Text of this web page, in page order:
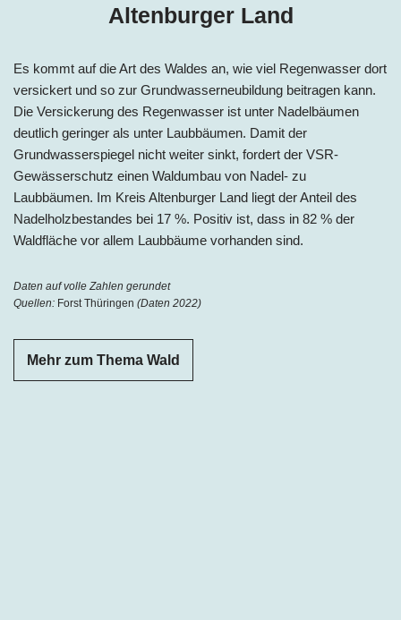
Altenburger Land
Es kommt auf die Art des Waldes an, wie viel Regenwasser dort
versickert und so zur Grundwasserneubildung beitragen kann.
Die Versickerung des Regenwasser ist unter Nadelbäumen
deutlich geringer als unter Laubbäumen. Damit der
Grundwasserspiegel nicht weiter sinkt, fordert der VSR-
Gewässerschutz einen Waldumbau von Nadel- zu
Laubbäumen. Im Kreis Altenburger Land liegt der Anteil des
Nadelholzbestandes bei 17 %. Positiv ist, dass in 82 % der
Waldfläche vor allem Laubbäume vorhanden sind.
Daten auf volle Zahlen gerundet
Quellen: Forst Thüringen (Daten 2022)
Mehr zum Thema Wald